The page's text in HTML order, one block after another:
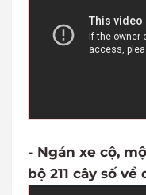
- Ngán xe cộ,
bộ 211 cây số về